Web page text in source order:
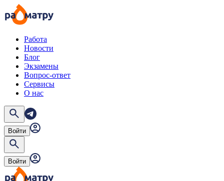
Работа
Новости
Блог
Экзамены
Вопрос-ответ
Сервисы
О нас
Войти
Войти